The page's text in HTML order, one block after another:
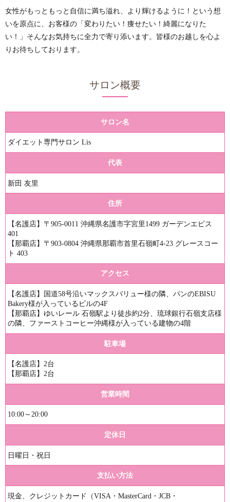
女性がもっともっと自信に満ち溢れ、より輝けるように！という想
いを原点に、お客様の「変わりたい！痩せたい！綺麗になりた
い！」そんなお気持ちに全力で寄り添います。皆様のお越しを心よ
りお待ちしております。
サロン概要
サロン名
ダイエット専門サロン Lis
代表
新田 友里
住所
【名護店】〒905-0011 沖縄県名護市字宮里1499 ガーデンエビス
401
【那覇店】〒903-0804 沖縄県那覇市首里石嶺町4-23 グレースコー
ト 403
アクセス
【名護店】国道58号沿いマックスバリュー様の隣、パンのEBISU
Bakery様が入っているビルの4F
【那覇店】ゆいレール 石嶺駅より徒歩約2分、琉球銀行石嶺支店様
の隣、ファーストコーヒー沖縄様が入っている建物の4階
駐車場
【名護店】2台
【那覇店】2台
営業時間
10:00～20:00
定休日
日曜日・祝日
支払い方法
現金、クレジットカード（VISA・MasterCard・JCB・